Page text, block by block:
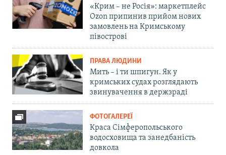
«Крим – не Росія»: маркетплейс
Ozon припинив прийом нових
замовлень на Кримському
півострові
ПРАВА ЛЮДИНИ
Мить – і ти шпигун. Як у
кримських судах розглядають
звинувачення в держзраді
ФОТОГАЛЕРЕЇ
Краса Сімферопольського
водосховища та занедбаність
довкола